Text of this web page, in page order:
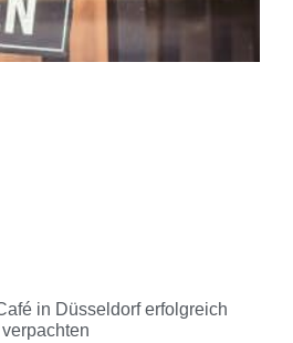
in Düsseldorf erfolgreich
verpachten